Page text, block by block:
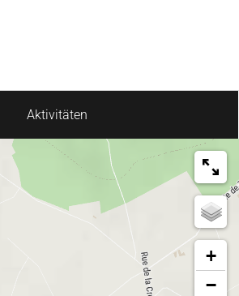
Aktivitäten
+
−